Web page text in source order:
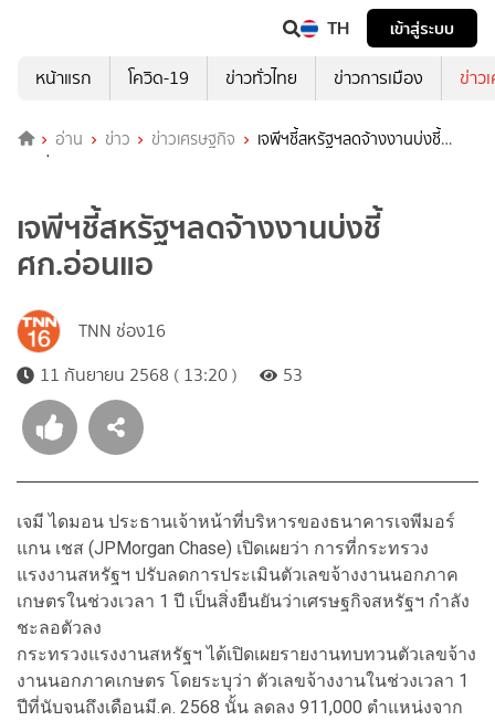
TH
เข้าสู่ระบบ
หน้าแรก
โควิด-19 ข่าวทั่วไทย ข่าวการเมือง ข่าว
อ่าน ข่าว ข่าวเศรษฐกิจ
เจพีฯชี้สหรัฐฯลดจ้างงานบ่งชี้
ศก.อ่อนแอ
เจพีฯชี้สหรัฐฯลดจ้างงานบ่งชี้
ศก.อ่อนแอ
TNN ช่อง16
11 กันยายน 2568 ( 13:20 )
53
เจมี ไดมอน ประธานเจ้าหน้าที่บริหารของธนาคารเจพีมอร์
แกน เชส (JPMorgan Chase) เปิดเผยว่า การที่กระทรวง
แรงงานสหรัฐฯ ปรับลดการประเมินตัวเลขจ้างงานนอกภาค
เกษตรในช่วงเวลา 1 ปี เป็นสิ่งยืนยันว่าเศรษฐกิจสหรัฐฯ กำลัง
ชะลอตัวลง
กระทรวงแรงงานสหรัฐฯ ได้เปิดเผยรายงานทบทวนตัวเลขจ้าง
งานนอกภาคเกษตร โดยระบุว่า ตัวเลขจ้างงานในช่วงเวลา 1
ปีที่นับจนถึงเดือนมี.ค. 2568 นั้น ลดลง 911,000 ตำแหน่งจาก